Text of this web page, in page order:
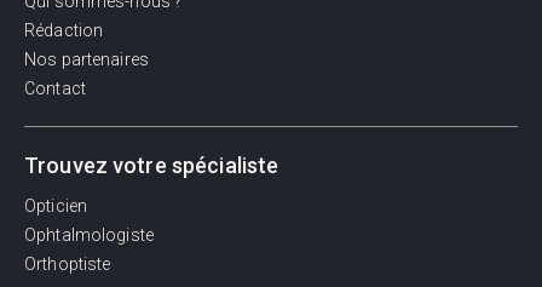
Rédaction
Nos partenaires
Contact
Trouvez votre spécialiste
Opticien
Ophtalmologiste
Orthoptiste